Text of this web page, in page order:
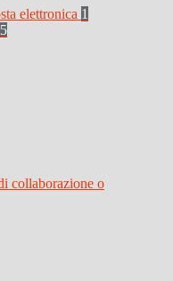
elettronica 1
5
collaborazione o